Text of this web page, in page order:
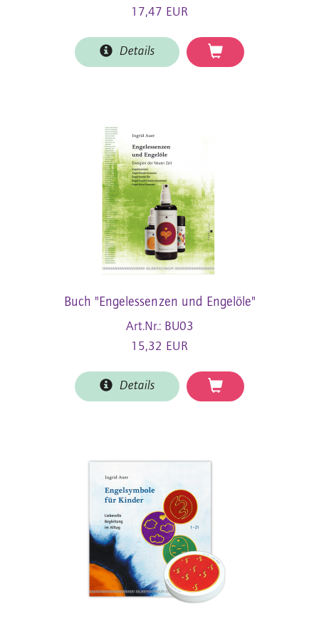
17,47 EUR
Details
Buch "Engelessenzen und Engelöle"
Art.Nr.: BU03
15,32 EUR
Details